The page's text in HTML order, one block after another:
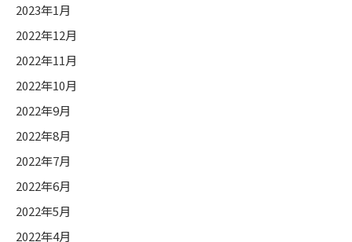
2023年1月
2022年12月
2022年11月
2022年10月
2022年9月
2022年8月
2022年7月
2022年6月
2022年5月
2022年4月